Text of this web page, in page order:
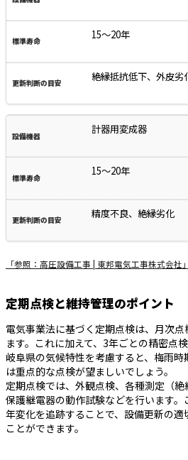
15～20年
絶縁抵抗低下、外皮劣
計器用変成器
15～20年
精度不良、絶縁劣化
「参照：高圧設備工事 | 東邦電気工事株式会社」
定期点検と維持管理のポイント
電気事業法に基づく定期点検は、月次
ます。これに加えて、3年ごとの精密点
岐阜県の気候特性を考慮すると、梅雨
は重点的な点検が望ましいでしょう。
定期点検では、外観点検、各種測定（絶
保護継電器の動作試験などを行います
年変化を追跡することで、設備更新の
ことができます。